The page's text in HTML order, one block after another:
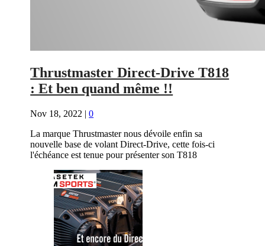
Thrustmaster Direct-Drive T818
: Et ben quand même !!
Nov 18, 2022 |0
La marque Thrustmaster nous dévoile enfin sa
nouvelle base de volant Direct-Drive, cette fois-ci
l'échéance est tenue pour présenter son T818